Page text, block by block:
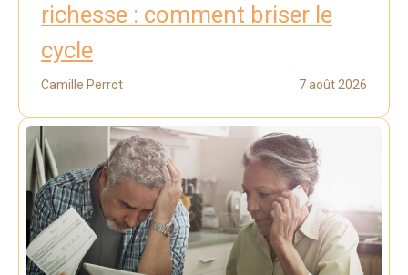
richesse : comment briser le
cycle
Camille Perrot 7 août 2026